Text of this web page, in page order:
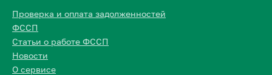
Проверка и оплата задолженностей
ФССП
Статьи о работе ФССП
Новости
О сервисе